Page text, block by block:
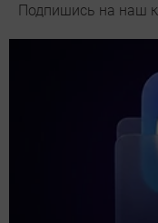
Подпишись на наш